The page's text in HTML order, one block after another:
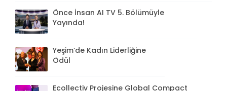
Önce İnsan AI TV 5. Bölümüyle
Yayında!
Yeşim’de Kadın Liderliğine
Ödül
Ecollectiv Projesine Global Compact